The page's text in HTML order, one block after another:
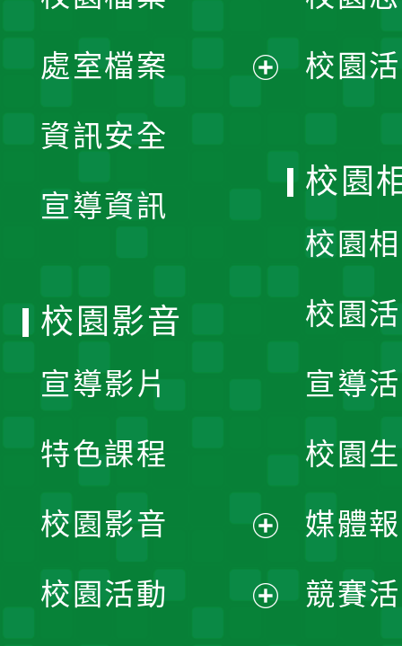
單
處室檔案
資訊安全
宣導資訊
校園
校園
校園
校園
宣導
校園
媒體
競賽
校園影音
宣導影片
特色課程
校園影音
開
校園活動